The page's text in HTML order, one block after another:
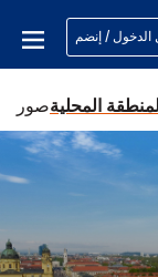
/ إنضم
المحليةصور